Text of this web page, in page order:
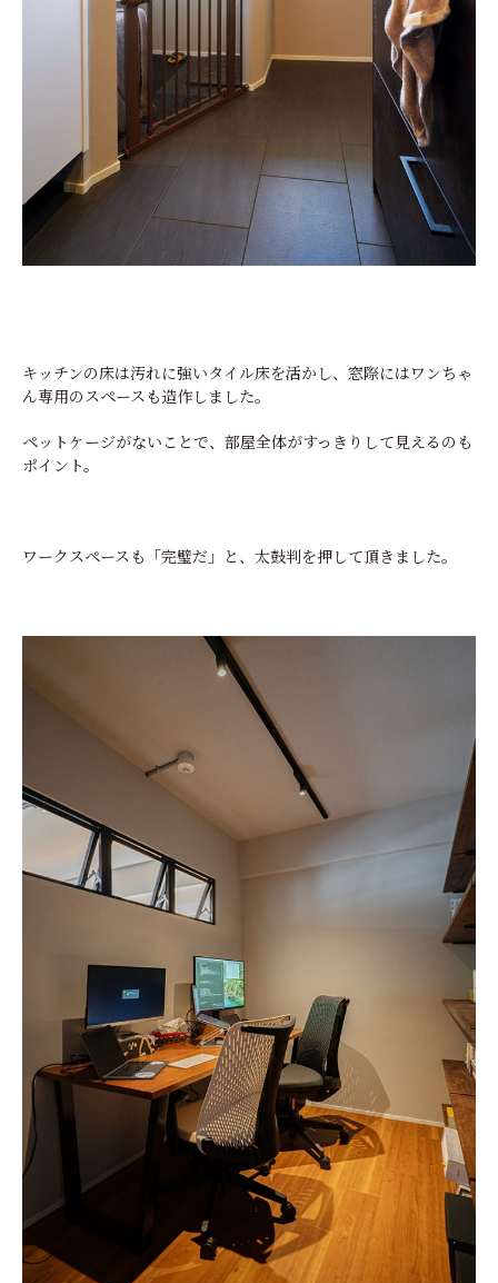
キッチンの床は汚れに強いタイル床を活かし、窓際にはワンちゃ
ん専用のスペースも造作しました。
ペットケージがないことで、部屋全体がすっきりして見えるのも
ポイント。
ワークスペースも「完璧だ」と、太鼓判を押して頂きました。